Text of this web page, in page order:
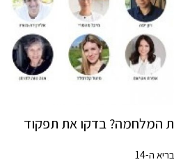
המלחמה? בדקו את תפקוד
ה-14